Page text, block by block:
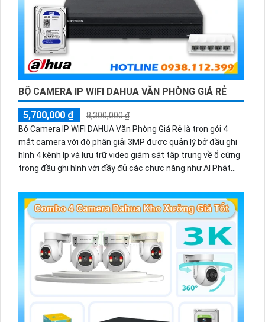
BỘ CAMERA IP WIFI DAHUA VĂN PHÒNG GIÁ RẺ
5,700,000 ₫
8,300,000 ₫
Bộ Camera IP WIFI DAHUA Văn Phòng Giá Rẻ là trọn gói 4
mắt camera với độ phân giải 3MP được quản lý bở đầu ghi
hình 4 kênh Ip và lưu trữ video giám sát tập trung về ổ cứng
trong đầu ghi hình với đầy đủ các chưc năng như AI Phát
có màu vào ban đêm